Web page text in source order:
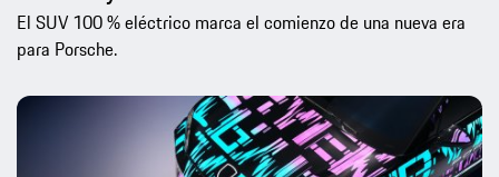
El SUV 100 % eléctrico marca el comienzo de una nueva era
para Porsche.